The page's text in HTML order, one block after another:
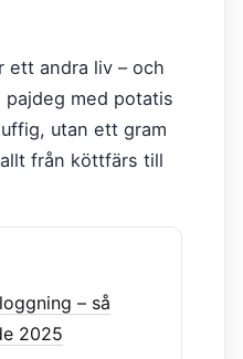
ett andra liv – och
pajdeg med potatis
utan ett gram
från köttfärs till
– så
2025